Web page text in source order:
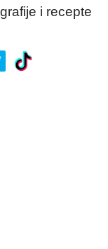
i recepte